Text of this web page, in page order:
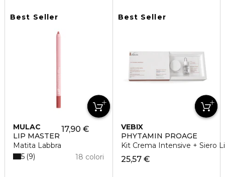
Best Seller
MULAC
LIP MASTER
Matita Labbra
17,90 €
18 colori
5 9
Best Seller
VEBIX
PHYTAMIN PROAGE
Kit Crema Intensive + Siero
25,57 €